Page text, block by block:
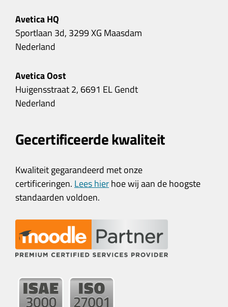
Avetica HQ
Sportlaan 3d, 3299 XG Maasdam
Nederland
Avetica Oost
Huigensstraat 2, 6691 EL Gendt
Nederland
Gecertificeerde kwaliteit
Kwaliteit gegarandeerd met onze
certificeringen. Lees hierhoe wij aan de hoogste
standaarden voldoen.